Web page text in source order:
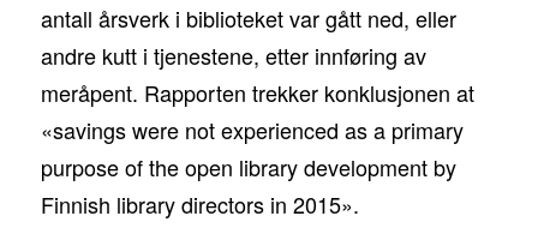
antall årsverk i biblioteket var gått ned, eller
andre kutt i tjenestene, etter innføring av
meråpent. Rapporten trekker konklusjonen at
«savings were not experienced as a primary
purpose of the open library development by
Finnish library directors in 2015».